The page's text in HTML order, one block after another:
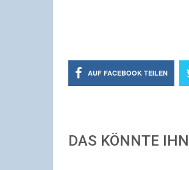
AUF FACEBOOK TEILEN
DAS KÖNNTE